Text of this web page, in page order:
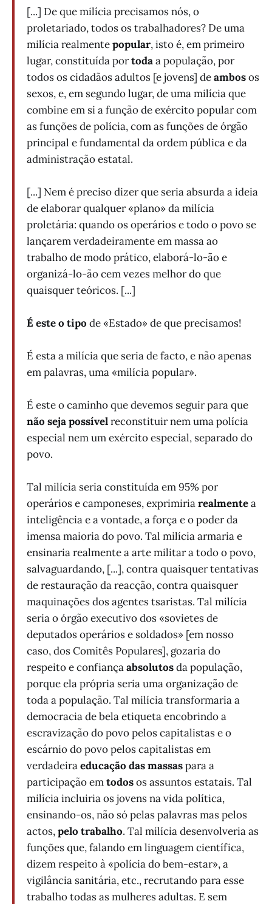
[...] De que milícia precisamos nós, o
proletariado, todos os trabalhadores? De uma
milícia realmentepopular, isto é, em primeiro
lugar, constituída portodaa população, por
todos os cidadãos adultos [e jovens] deambosos
sexos, e, em segundo lugar, de uma milícia que
combine em si a função de exército popular com
as funções de polícia, com as funções de órgão
principal e fundamental da ordem pública e da
administração estatal.
[...] Nem é preciso dizer que seria absurda a ideia
de elaborar qualquer «plano» da milícia
proletária: quando os operários e todo o povo se
lançarem verdadeiramente em massa ao
trabalho de modo prático, elaborá-lo-ão e
organizá-lo-ão cem vezes melhor do que
quaisquer teóricos. [...]
É este o tipo de «Estado» de que precisamos!
É esta a milícia que seria de facto, e não apenas
em palavras, uma «milícia popular».
É este o caminho que devemos seguir para que
não seja possívelreconstituir nem uma polícia
especial nem um exército especial, separado do
povo.
Tal milícia seria constituída em 95% por
operários e camponeses, exprimiriarealmentea
inteligência e a vontade, a força e o poder da
imensa maioria do povo. Tal milícia armaria e
ensinaria realmente a arte militar a todo o povo,
salvaguardando, [...], contra quaisquer tentativas
de restauração da reacção, contra quaisquer
maquinações dos agentes tsaristas. Tal milícia
seria o órgão executivo dos «sovietes de
deputados operários e soldados» [em nosso
caso, dos Comitês Populares], gozaria do
respeito e confiançaabsolutosda população,
porque ela própria seria uma organização de
toda a população. Tal milícia transformaria a
democracia de bela etiqueta encobrindo a
escravização do povo pelos capitalistas e o
escárnio do povo pelos capitalistas em
verdadeiraeducação das massaspara a
participação emtodosos assuntos estatais. Tal
milícia incluiria os jovens na vida política,
ensinando-os, não só pelas palavras mas pelos
actos,pelo trabalho. Tal milícia desenvolveria as
funções que, falando em linguagem científica,
dizem respeito à «polícia do bem-estar», a
vigilância sanitária, etc., recrutando para esse
trabalho todas as mulheres adultas. E sem